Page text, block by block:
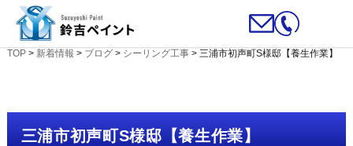
TOP> 新着情報 > ブログ> シーリング工事> 三浦市初声町S様邸【養生作業】
三浦市初声町S様邸【養生作業】